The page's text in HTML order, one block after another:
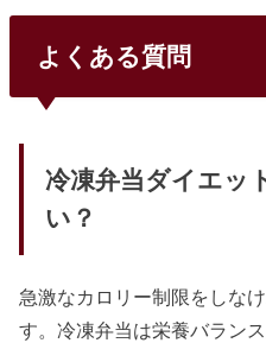
よくある質問
冷凍弁当ダイエッ
い？
急激なカロリー制限をしな
す。冷凍弁当は栄養バラン